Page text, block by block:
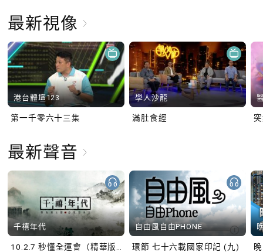
最新視像
港台體壇123
第一千零六十三集
學人沙龍
滿肚食經
最新聲音
千禧年代 自由風自由PHONE
環節 七十六載國家印記 (九)